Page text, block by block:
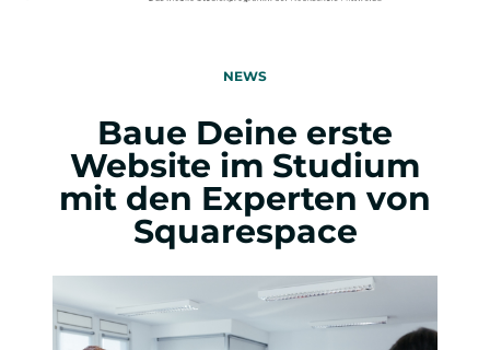
NEWS
Baue Deine erste
Website im Studium
mit den Experten von
Squarespace